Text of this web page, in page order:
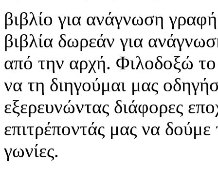
βιβλίο για ανάγνωση
βιβλία δωρεάν για
από την αρχή. Φιλοδοξώ
να τη διηγούμαι μας
εξερευνώντας διάφορες
επιτρέποντάς μας να
γωνίες.